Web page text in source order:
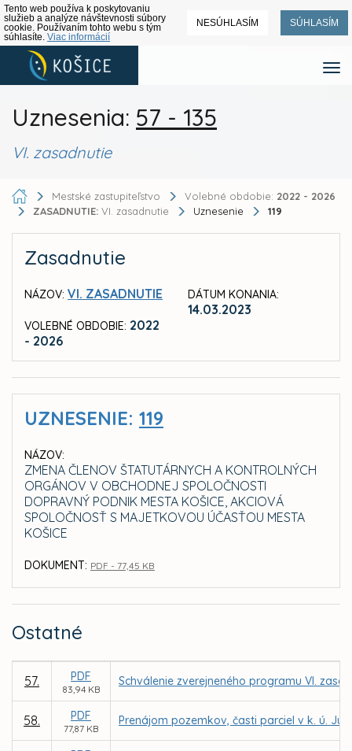
Tento web používa k poskytovaniu
služieb a analýze návštevnosti súbory
cookie. Používaním tohto webu s tým
súhlasíte. Viac informácií
NESÚHLASÍM SÚHLASÍM
Uznesenia: 57 - 135
VI. zasadnutie
Mestské zastupiteľstvo Volebné obdobie: 2022 - 2026
ZASADNUTIE: VI. zasadnutie Uznesenie 119
Zasadnutie
NÁZOV: VI. ZASADNUTIE
VOLEBNÉ OBDOBIE: 2022
- 2026
DÁTUM KONANIA:
14.03.2023
UZNESENIE: 119
NÁZOV:
ZMENA ČLENOV ŠTATUTÁRNYCH A KONTROLNÝCH
ORGÁNOV V OBCHODNEJ SPOLOČNOSTI
DOPRAVNÝ PODNIK MESTA KOŠICE, AKCIOVÁ
SPOLOČNOSŤ S MAJETKOVOU ÚČASŤOU MESTA
KOŠICE
DOKUMENT: PDF - 77,45 KB
Ostatné
57. PDF
83,94 KB
Schválenie zverejneného programu VI.
58. PDF
77,87 KB
Prenájom pozemkov, časti parciel v k. ú.